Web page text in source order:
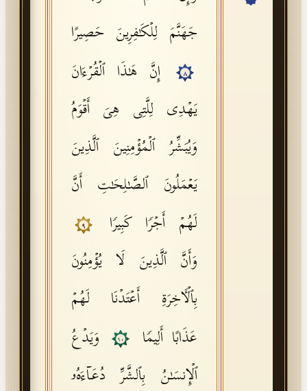
Tajweed Guide
Font Edition Tester
جَهَنَّمَ لِلۡكَـٰفِرِینَ حَصِیرًا
٨
إِنَّ هَـٰذَا ٱلۡقُرۡءَانَ
یَهۡدِی لِلَّتِی هِیَ أَقۡوَمُ
وَیُبَشِّرُ ٱلۡمُؤۡمِنِینَ ٱلَّذِینَ
یَعۡمَلُونَ ٱلصَّـٰلِحَـٰتِ أَنَّ
لَهُمۡ أَجۡرࣰا كَبِیرࣰا
٩
وَأَنَّ ٱلَّذِینَ لَا یُؤۡمِنُونَ
بِٱلۡـَٔاخِرَةِ أَعۡتَدۡنَا لَهُمۡ
عَذَابًا أَلِیمࣰا
١٠
وَیَدۡعُ
ٱلۡإِنسَـٰنُ بِٱلشَّرِّ دُعَاۤءَهُۥ